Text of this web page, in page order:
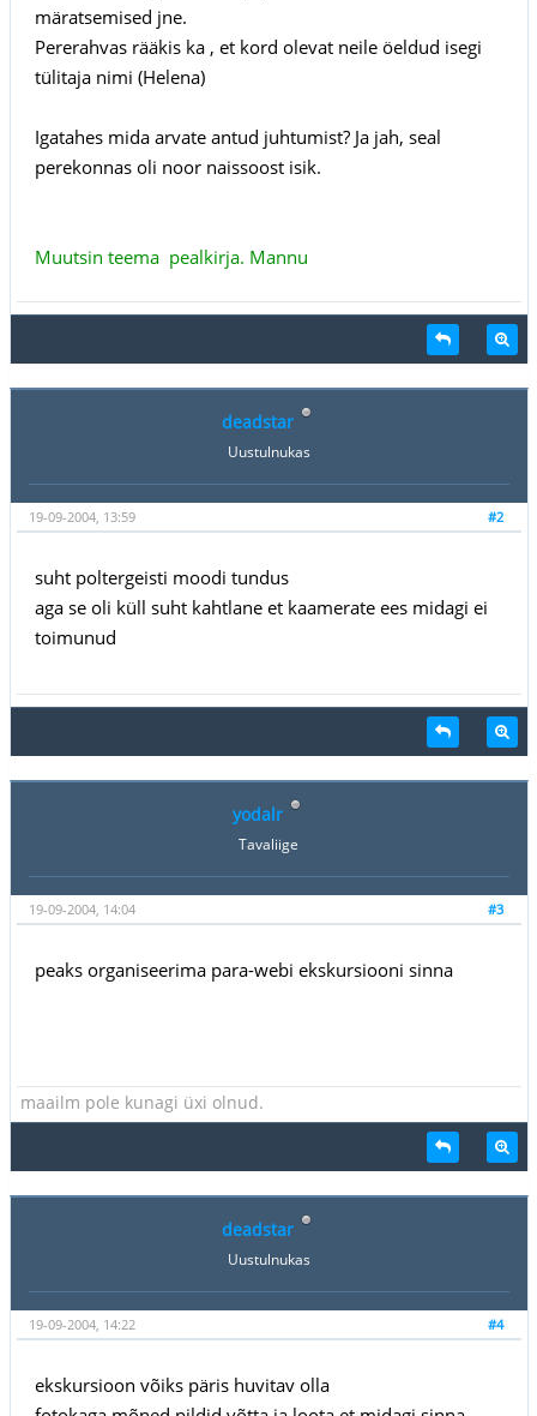
märatsemised jne.
Pererahvas rääkis ka , et kord olevat neile öeldud isegi
tülitaja nimi (Helena)
Igatahes mida arvate antud juhtumist? Ja jah, seal
perekonnas oli noor naissoost isik.
Muutsin teema pealkirja. Mannu
deadstar
Uustulnukas
#2
19-09-2004, 13:59
suht poltergeisti moodi tundus
aga se oli küll suht kahtlane et kaamerate ees midagi ei
toimunud
yodalr
Tavaliige
#3
19-09-2004, 14:04
peaks organiseerima para-webi ekskursiooni sinna
maailm pole kunagi üxi olnud.
deadstar
Uustulnukas
#4
19-09-2004, 14:22
ekskursioon võiks päris huvitav olla